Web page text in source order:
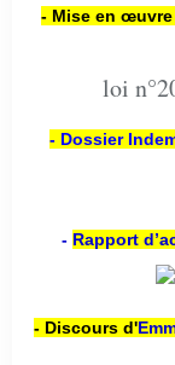
- Mise en œuvre
loi
- Dossier
- Rapport
- Discours d'